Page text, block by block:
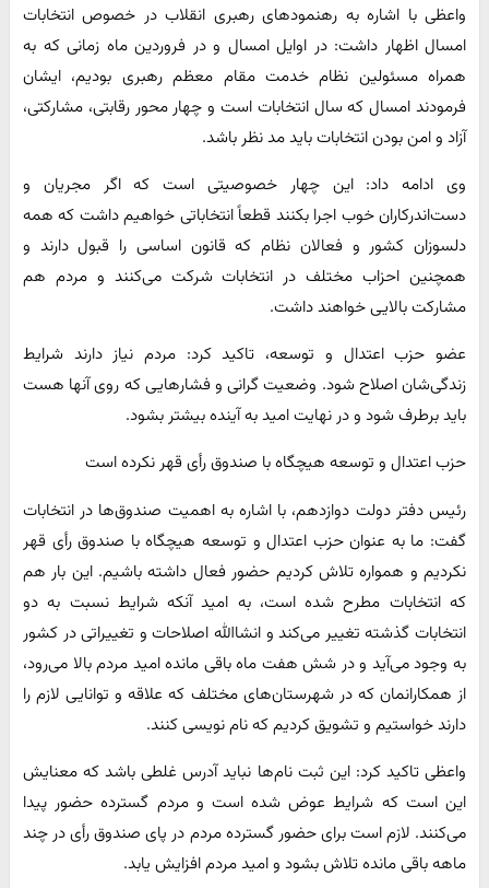
واعظی با اشاره به رهنمودهای رهبری انقلاب در خصوص انتخابات
امسال اظهار داشت: در اوایل امسال و در فروردین ماه زمانی که به
همراه مسئولین نظام خدمت مقام معظم رهبری بودیم، ایشان
فرمودند امسال که سال انتخابات است و چهار محور رقابتی، مشارکتی،
آزاد و امن بودن انتخابات باید مد نظر باشد.
وی ادامه داد: این چهار خصوصیتی است که اگر مجریان و
دست‌اندرکاران خوب اجرا بکنند قطعاً انتخاباتی خواهیم داشت که همه
دلسوزان کشور و فعالان نظام که قانون اساسی را قبول دارند و
همچنین احزاب مختلف در انتخابات شرکت می‌کنند و مردم هم
مشارکت بالایی خواهند داشت.
عضو حزب اعتدال و توسعه، تاکید کرد: مردم نیاز دارند شرایط
زندگی‌شان اصلاح شود. وضعیت گرانی و فشارهایی که روی آنها هست
باید برطرف شود و در نهایت امید به آینده بیشتر بشود.
حزب اعتدال و توسعه هیچگاه با صندوق رأی قهر نکرده است
رئیس دفتر دولت دوازدهم، با اشاره به اهمیت صندوق‌ها در انتخابات
گفت: ما به عنوان حزب اعتدال و توسعه هیچگاه با صندوق رأی قهر
نکردیم و همواره تلاش کردیم حضور فعال داشته باشیم. این بار هم
که انتخابات مطرح شده است، به امید آنکه شرایط نسبت به دو
انتخابات گذشته تغییر می‌کند و انشاالله اصلاحات و تغییراتی در کشور
به وجود می‌آید و در شش هفت ماه باقی مانده امید مردم بالا می‌رود،
از همکارانمان که در شهرستان‌های مختلف که علاقه و توانایی لازم را
دارند خواستیم و تشویق کردیم که نام نویسی کنند.
واعظی تاکید کرد: این ثبت نام‌ها نباید آدرس غلطی باشد که معنایش
این است که شرایط عوض شده است و مردم گسترده حضور پیدا
می‌کنند. لازم است برای حضور گسترده مردم در پای صندوق رأی در چند
ماهه باقی مانده تلاش بشود و امید مردم افزایش یابد.